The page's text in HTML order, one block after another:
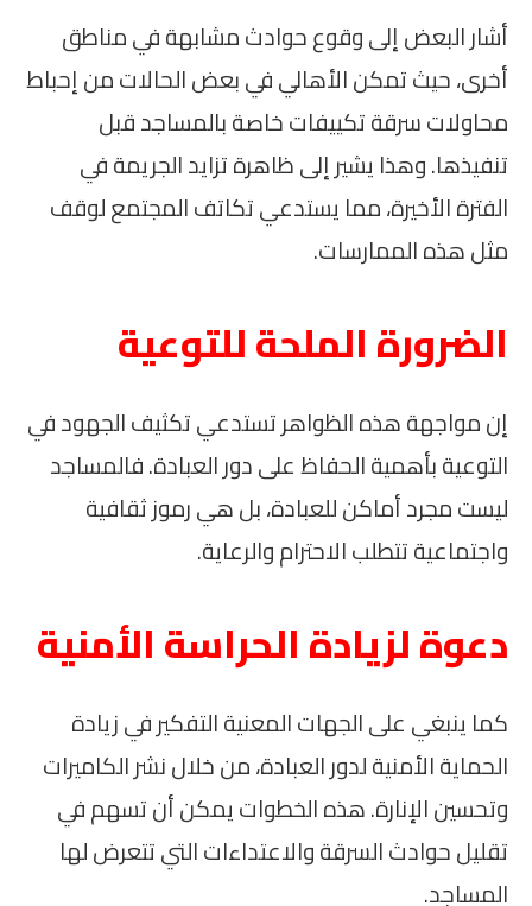
أشار البعض إلى وقوع حوادث مشابهة في مناطق
أخرى، حيث تمكن الأهالي في بعض الحالات من إحباط
محاولات سرقة تكييفات خاصة بالمساجد قبل
تنفيذها. وهذا يشير إلى ظاهرة تزايد الجريمة في
الفترة الأخيرة، مما يستدعي تكاتف المجتمع لوقف
مثل هذه الممارسات.
الضرورة الملحة للتوعية
إن مواجهة هذه الظواهر تستدعي تكثيف الجهود في
التوعية بأهمية الحفاظ على دور العبادة. فالمساجد
ليست مجرد أماكن للعبادة، بل هي رموز ثقافية
واجتماعية تتطلب الاحترام والرعاية.
دعوة لزيادة الحراسة الأمنية
كما ينبغي على الجهات المعنية التفكير في زيادة
الحماية الأمنية لدور العبادة، من خلال نشر الكاميرات
وتحسين الإنارة. هذه الخطوات يمكن أن تسهم في
تقليل حوادث السرقة والاعتداءات التي تتعرض لها
المساجد.